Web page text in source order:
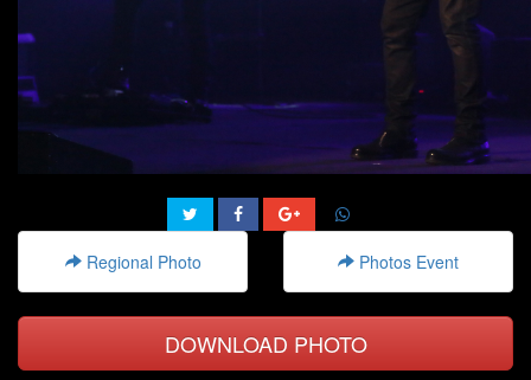
Regional Photo Photos Event
DOWNLOAD PHOTO